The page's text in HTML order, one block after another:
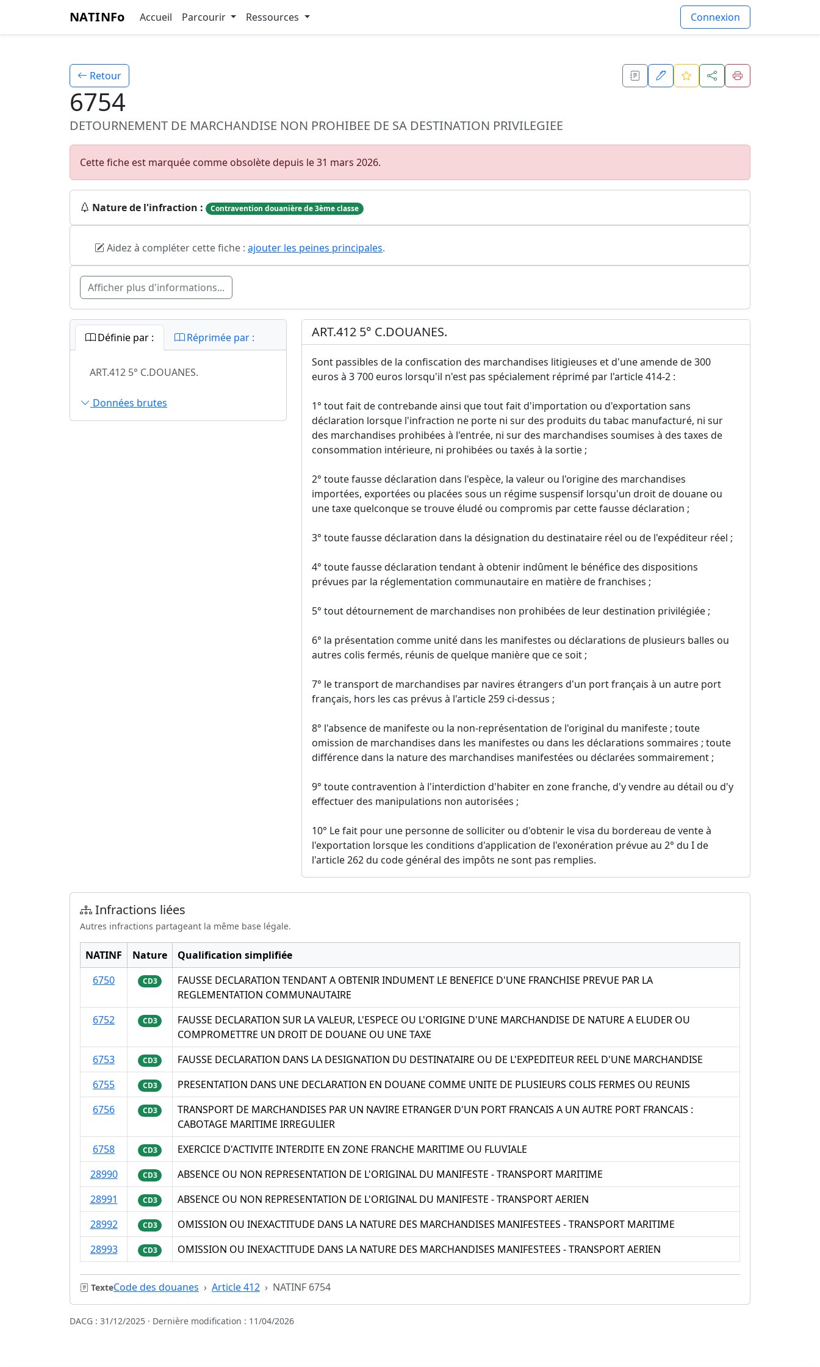
NATINFo Accueil Parcourir Ressources Connexion
Retour
6754
DETOURNEMENT DE MARCHANDISE NON PROHIBEE DE SA DESTINATION PRIVILEGIEE
Cette fiche est marquée comme obsolète depuis le 31 mars 2026.
Nature de l'infraction : Contravention douanière de 3ème classe
Aidez à compléter cette fiche : ajouter les peines principales.
Afficher plus d'informations...
Définie par : Réprimée par :
ART.412 5° C.DOUANES.
Données brutes
ART.412 5° C.DOUANES.
Sont passibles de la confiscation des marchandises litigieuses et d'une amende de 300
euros à 3 700 euros lorsqu'il n'est pas spécialement réprimé par l'article 414-2 :
1° tout fait de contrebande ainsi que tout fait d'importation ou d'exportation sans
déclaration lorsque l'infraction ne porte ni sur des produits du tabac manufacturé, ni sur
des marchandises prohibées à l'entrée, ni sur des marchandises soumises à des taxes de
consommation intérieure, ni prohibées ou taxés à la sortie ;
2° toute fausse déclaration dans l'espèce, la valeur ou l'origine des marchandises
importées, exportées ou placées sous un régime suspensif lorsqu'un droit de douane ou
une taxe quelconque se trouve éludé ou compromis par cette fausse déclaration ;
3° toute fausse déclaration dans la désignation du destinataire réel ou de l'expéditeur réel ;
4° toute fausse déclaration tendant à obtenir indûment le bénéfice des dispositions
prévues par la réglementation communautaire en matière de franchises ;
5° tout détournement de marchandises non prohibées de leur destination privilégiée ;
6° la présentation comme unité dans les manifestes ou déclarations de plusieurs balles ou
autres colis fermés, réunis de quelque manière que ce soit ;
7° le transport de marchandises par navires étrangers d'un port français à un autre port
français, hors les cas prévus à l'article 259 ci-dessus ;
8° l'absence de manifeste ou la non-représentation de l'original du manifeste ; toute
omission de marchandises dans les manifestes ou dans les déclarations sommaires ; toute
différence dans la nature des marchandises manifestées ou déclarées sommairement ;
9° toute contravention à l'interdiction d'habiter en zone franche, d'y vendre au détail ou d'y
effectuer des manipulations non autorisées ;
10° Le fait pour une personne de solliciter ou d'obtenir le visa du bordereau de vente à
l'exportation lorsque les conditions d'application de l'exonération prévue au 2° du I de
l'article 262 du code général des impôts ne sont pas remplies.
Infractions liées
Autres infractions partageant la même base légale.
NATINF Nature
Qualification simplifiée
6750
CD3
FAUSSE DECLARATION TENDANT A OBTENIR INDUMENT LE BENEFICE D'UNE FRANCHISE PREVUE PAR LA
REGLEMENTATION COMMUNAUTAIRE
6752
CD3
FAUSSE DECLARATION SUR LA VALEUR, L'ESPECE OU L'ORIGINE D'UNE MARCHANDISE DE NATURE A ELUDER OU
COMPROMETTRE UN DROIT DE DOUANE OU UNE TAXE
6753
CD3
FAUSSE DECLARATION DANS LA DESIGNATION DU DESTINATAIRE OU DE L'EXPEDITEUR REEL D'UNE MARCHANDISE
6755
CD3
PRESENTATION DANS UNE DECLARATION EN DOUANE COMME UNITE DE PLUSIEURS COLIS FERMES OU REUNIS
6756
CD3
TRANSPORT DE MARCHANDISES PAR UN NAVIRE ETRANGER D'UN PORT FRANCAIS A UN AUTRE PORT FRANCAIS :
CABOTAGE MARITIME IRREGULIER
6758
CD3
EXERCICE D'ACTIVITE INTERDITE EN ZONE FRANCHE MARITIME OU FLUVIALE
28990
CD3
ABSENCE OU NON REPRESENTATION DE L'ORIGINAL DU MANIFESTE - TRANSPORT MARITIME
28991
CD3
ABSENCE OU NON REPRESENTATION DE L'ORIGINAL DU MANIFESTE - TRANSPORT AERIEN
28992
CD3
OMISSION OU INEXACTITUDE DANS LA NATURE DES MARCHANDISES MANIFESTEES - TRANSPORT MARITIME
28993
CD3 OMISSION OU INEXACTITUDE DANS LA NATURE DES MARCHANDISES MANIFESTEES - TRANSPORT AERIEN
TexteCode des douanes Article 412 NATINF 6754
DACG : 31/12/2025 · Dernière modification : 11/04/2026